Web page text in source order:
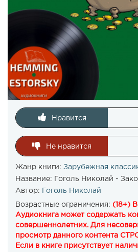
Нравится
Не нравится
Жанр книги: Зарубежная
Название: Гоголь Николай -
Автор:
Гоголь Николай
Возрастные ограничения: (18+)
Аудиокнига может содержать
совершеннолетних. Для
просмотр данного контента
Если в книге присутствует